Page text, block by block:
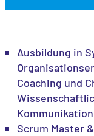
Ausbildung in
Coaching und
Scrum Master